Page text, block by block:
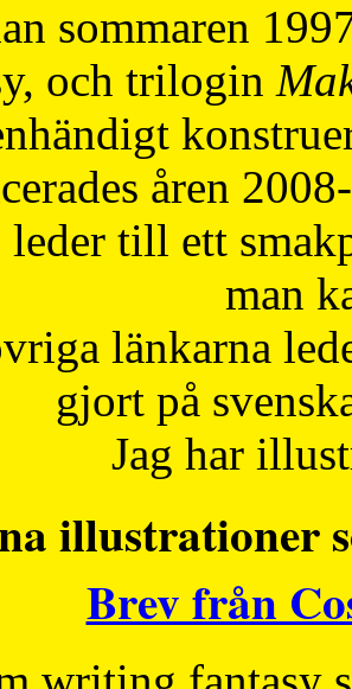
sommaren
och trilogin
åren
leder till ett
man
länkarna
gjort på
Jag har
illustrationer
Brev från